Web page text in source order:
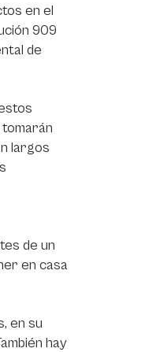
en el
909
de
largos
de un
en casa
en su
hay